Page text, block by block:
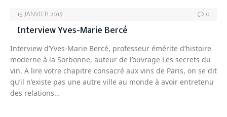
15 JANVIER 2019 0
Interview Yves-Marie Bercé
Interview d’Yves-Marie Bercé, professeur émérite d’histoire
moderne à la Sorbonne, auteur de l’ouvrage Les secrets du
vin. A lire votre chapitre consacré aux vins de Paris, on se dit
qu’il n’existe pas une autre ville au monde à avoir entretenu
des relations…